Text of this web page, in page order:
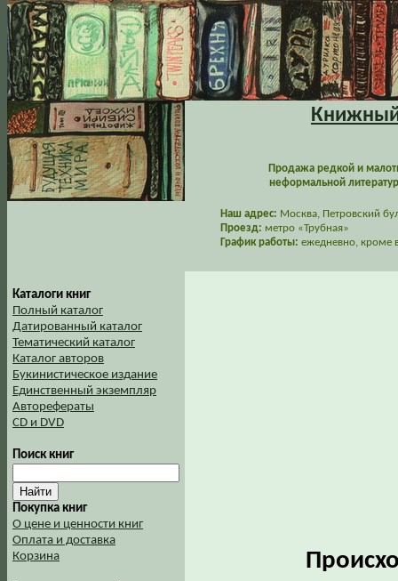
Книжный
Продажа редкой и
неформальной
Наш адрес: Москва, Петровский
Проезд: метро «Трубная»
График работы: ежедневно, кроме
Каталоги книг
Полный каталог
Датированный каталог
Тематический каталог
Каталог авторов
Букинистическое издание
Единственный экземпляр
Авторефераты
CD и DVD
Поиск книг
Покупка книг
О цене и ценности книг
Оплата и доставка
Корзина